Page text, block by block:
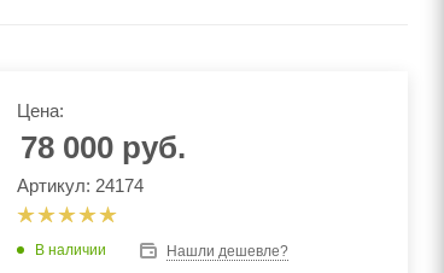
Цена:
78 000руб.
Артикул: 24174
В наличии Нашли дешевле?